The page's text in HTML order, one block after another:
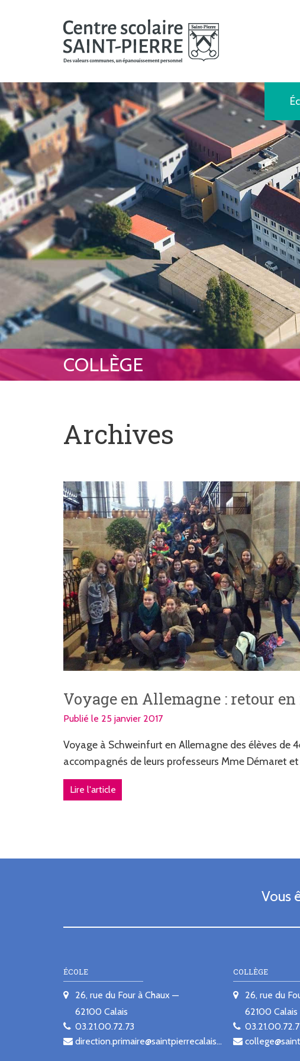
Archives
Voyage en Allemagne : retour
Publié le 25 janvier 2017
Voyage à Schweinfurt en Allemagne des élèves de
accompagnés de leurs professeurs Mme Démaret
Lire l'article
Vous
ÉCOLE
26, rue du Four à Chaux
62100 Calais
03.21.00.72.73
direction.primaire@saintpierrecalais.fr
COLLÈGE
26, rue du
62100 Calais